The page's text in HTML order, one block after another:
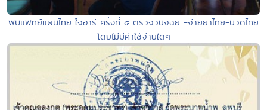
พบแพทย์แผนไทย ใจอารี ครั้งที่ ๔ ตรวจวินิจฉัย -จ่ายยาไทย-นวดไทย
โดยไม่มีค่าใช้จ่ายใดๆ